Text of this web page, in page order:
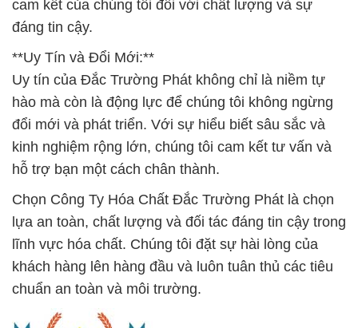
cam kết của chúng tôi đối với chất lượng và sự
đáng tin cậy.
**Uy Tín và Đổi Mới:**
Uy tín của Đắc Trường Phát không chỉ là niềm tự
hào mà còn là động lực để chúng tôi không ngừng
đổi mới và phát triển. Với sự hiểu biết sâu sắc và
kinh nghiệm rộng lớn, chúng tôi cam kết tư vấn và
hỗ trợ bạn một cách chân thành.
Chọn Công Ty Hóa Chất Đắc Trường Phát là chọn
lựa an toàn, chất lượng và đối tác đáng tin cậy trong
lĩnh vực hóa chất. Chúng tôi đặt sự hài lòng của
khách hàng lên hàng đầu và luôn tuân thủ các tiêu
chuẩn an toàn và môi trường.